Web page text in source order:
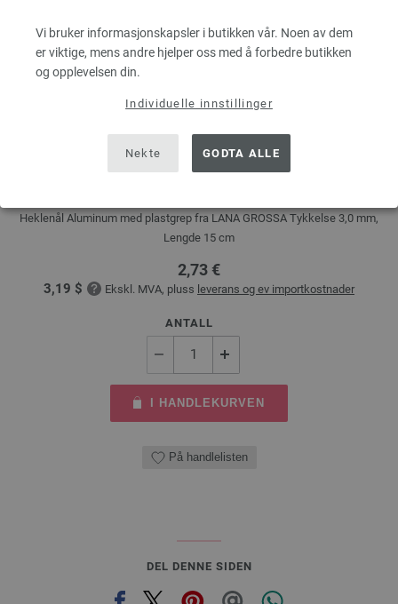
Vi bruker informasjonskapsler i butikken vår. Noen av dem
er viktige, mens andre hjelper oss med å forbedre butikken
og opplevelsen din.
Individuelle innstillinger
Nekte GODTA ALLE
Heklenål (med mykt plastgrepp) (Aluminium) St. 3,0
Heklenål Aluminum med plastgrep fra LANA GROSSA Tykkelse 3,0 mm,
Lengde 15 cm
2,73 €
3,19 $ Ekskl. MVA, pluss leverans og ev importkostnader
ANTALL
I HANDLEKURVEN
På handlelisten
DEL DENNE SIDEN